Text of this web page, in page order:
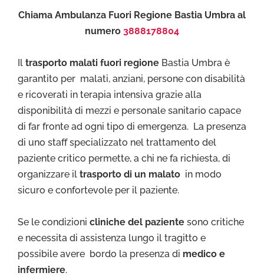
Chiama Ambulanza Fuori Regione Bastia Umbra al
numero 3888178804
Il trasporto malati fuori regione Bastia Umbra è
garantito per malati, anziani, persone con disabilità
e ricoverati in terapia intensiva grazie alla
disponibilità di mezzi e personale sanitario capace
di far fronte ad ogni tipo di emergenza. La presenza
di uno staff specializzato nel trattamento del
paziente critico permette, a chi ne fa richiesta, di
organizzare il trasporto di un malato in modo
sicuro e confortevole per il paziente.
Se le condizioni cliniche del paziente sono critiche
e necessita di assistenza lungo il tragitto e
possibile avere bordo la presenza di medico e
infermiere.